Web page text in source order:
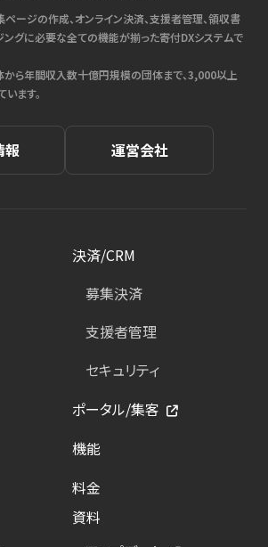
ページの作成、オンライン決済、支援者管理、領収書
ングに必要な全ての機能が揃った寄付DXシステムで
ら年間収入数十億円規模の団体まで、3,000以上
ます。
報 運営会社
決済/CRM
募集決済
支援者管理
セキュリティ
ポータル/集客
機能
料金
資料